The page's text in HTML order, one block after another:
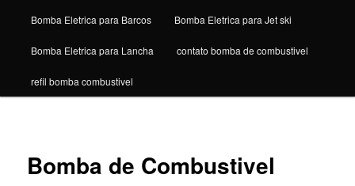
Bomba Eletrica para Barcos Bomba Eletrica para Jet ski
Bomba Eletrica para Lancha contato bomba de combustivel
refil bomba combustivel
Bomba de Combustivel